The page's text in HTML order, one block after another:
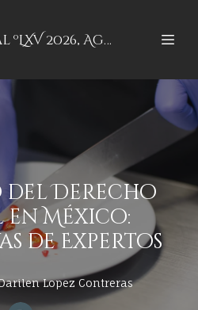
Asamblea Nacional ºLXV 2026, Aguascalientes, Aguascalientes
Derecho
México:
de Expertos
Lopez Contreras